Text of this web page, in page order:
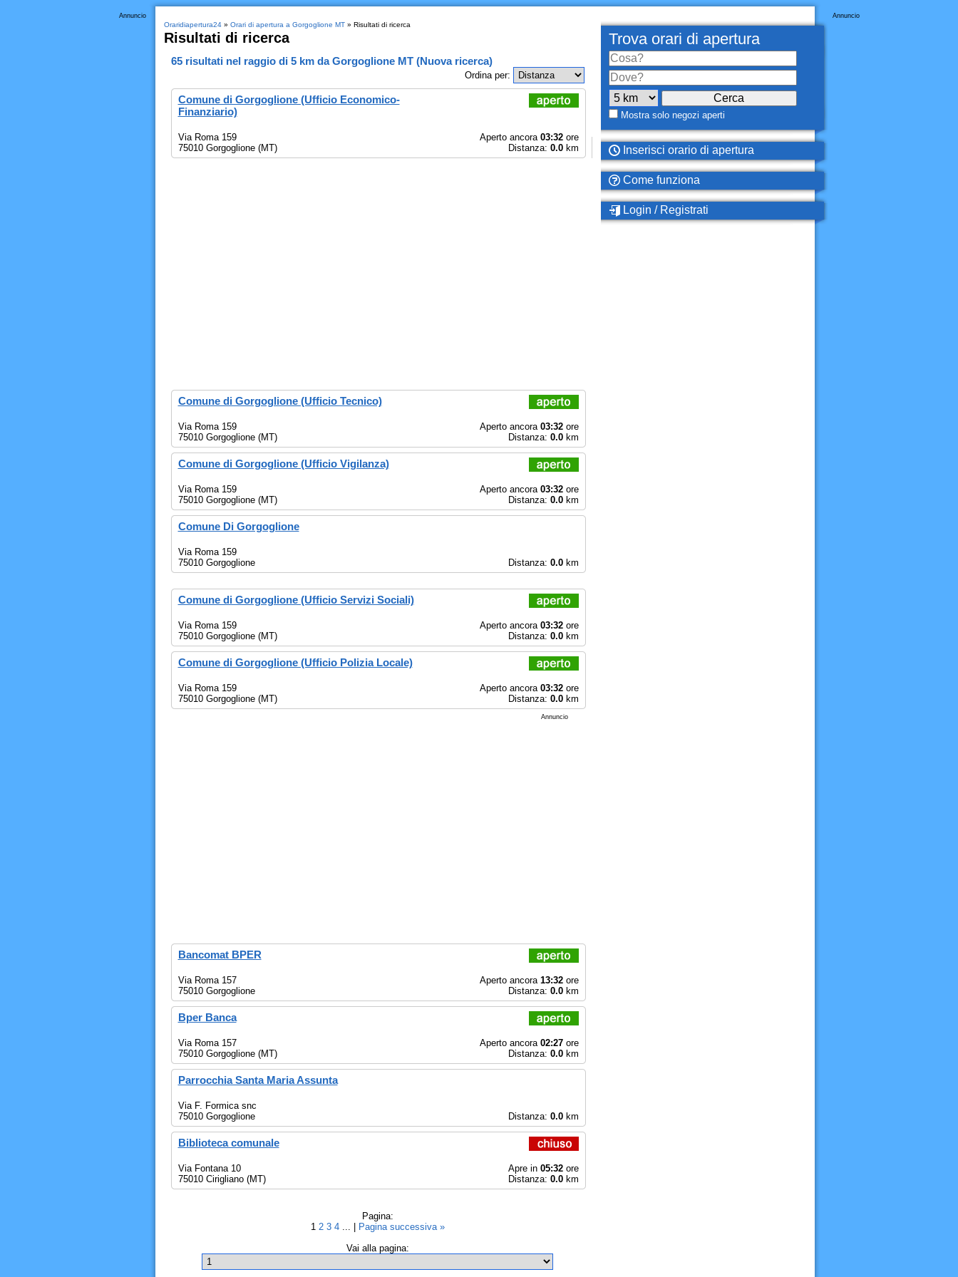
Annuncio
Oraridiapertura24» Orari di apertura a Gorgoglione MT» Risultati di ricerca
Risultati di ricerca
65risultati nel raggio di 5 kmdaGorgoglione MT (Nuova ricerca)
Ordina per:
Comune di Gorgoglione (Ufficio Economico-
Finanziario)
Via Roma 159
75010 Gorgoglione (MT)
Aperto ancora 03:32ore
Distanza: 0.0km
Comune di Gorgoglione (Ufficio Tecnico)
Via Roma 159
75010 Gorgoglione (MT)
Aperto ancora 03:32ore
Distanza: 0.0km
Comune di Gorgoglione (Ufficio Vigilanza)
Via Roma 159
75010 Gorgoglione (MT)
Aperto ancora 03:32ore
Distanza: 0.0km
Comune Di Gorgoglione
Via Roma 159
75010 Gorgoglione
Distanza: 0.0km
Comune di Gorgoglione (Ufficio Servizi Sociali)
Via Roma 159
75010 Gorgoglione (MT)
Aperto ancora 03:32ore
Distanza: 0.0km
Comune di Gorgoglione (Ufficio Polizia Locale)
Via Roma 159
75010 Gorgoglione (MT)
Aperto ancora 03:32ore
Distanza: 0.0km
Annuncio
Bancomat BPER
Via Roma 157
75010 Gorgoglione
Aperto ancora 13:32ore
Distanza: 0.0km
Bper Banca
Via Roma 157
75010 Gorgoglione (MT)
Aperto ancora 02:27ore
Distanza: 0.0km
Parrocchia Santa Maria Assunta
Via F. Formica snc
75010 Gorgoglione
Distanza: 0.0km
Biblioteca comunale
Via Fontana 10
75010 Cirigliano (MT)
Apre in 05:32ore
Distanza: 0.0km
Pagina:
1 2 3 4 ... |
Pagina successiva »
Vai alla pagina:
Annuncio
Trova orari di apertura
Mostra solo negozi aperti
Inserisci orario di apertura
Come funziona
Login / Registrati